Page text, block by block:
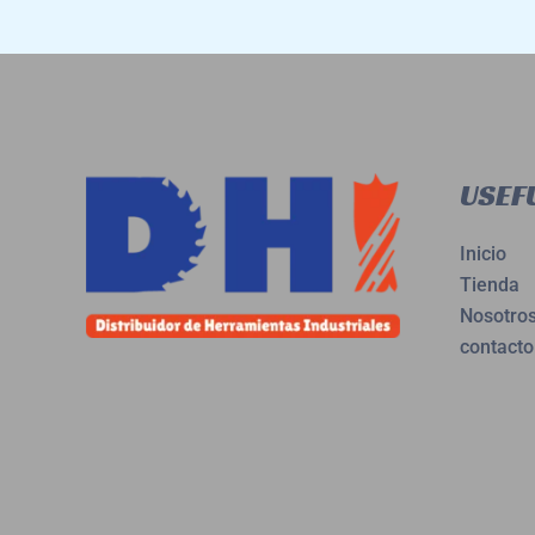
Inicio
Tienda
contacto